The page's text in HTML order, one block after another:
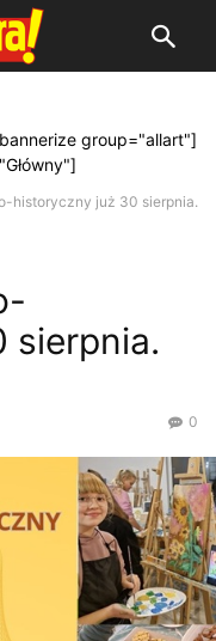
group="allart"]
historyczny już 30 sierpnia.
sierpnia.
0